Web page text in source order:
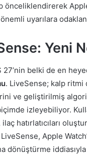
önceliklendirerek
uyarılara
Yeni
27’nin belki de en
. LiveSense; kalp ritmi
ve geliştirilmiş
izleyebiliyor.
hatırlatıcıları
Apple
dönüştürme iddiasıyla